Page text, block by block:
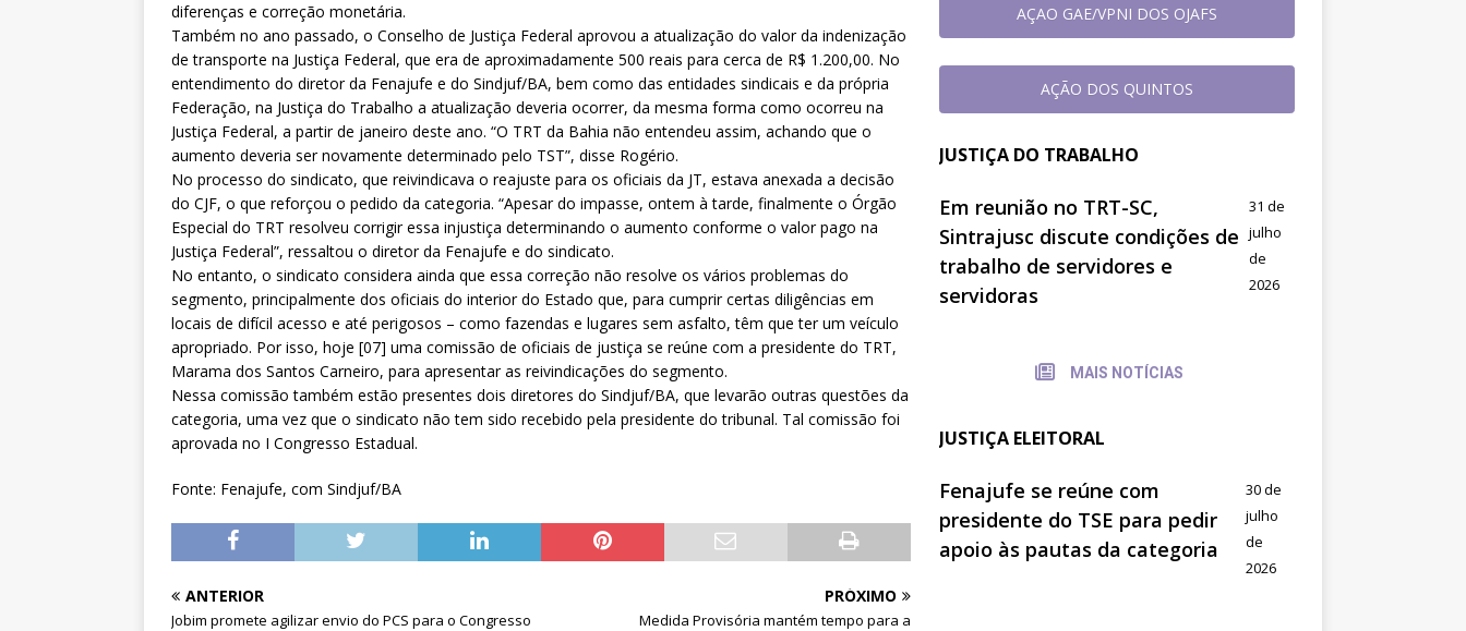
diferenças e correção monetária.
Também no ano passado, o Conselho de Justiça Federal aprovou a atualização do valor da indenização
de transporte na Justiça Federal, que era de aproximadamente 500 reais para cerca de R$ 1.200,00. No
entendimento do diretor da Fenajufe e do Sindjuf/BA, bem como das entidades sindicais e da própria
Federação, na Justiça do Trabalho a atualização deveria ocorrer, da mesma forma como ocorreu na
Justiça Federal, a partir de janeiro deste ano. “O TRT da Bahia não entendeu assim, achando que o
aumento deveria ser novamente determinado pelo TST”, disse Rogério.
No processo do sindicato, que reivindicava o reajuste para os oficiais da JT, estava anexada a decisão
do CJF, o que reforçou o pedido da categoria. “Apesar do impasse, ontem à tarde, finalmente o Órgão
Especial do TRT resolveu corrigir essa injustiça determinando o aumento conforme o valor pago na
Justiça Federal”, ressaltou o diretor da Fenajufe e do sindicato.
No entanto, o sindicato considera ainda que essa correção não resolve os vários problemas do
segmento, principalmente dos oficiais do interior do Estado que, para cumprir certas diligências em
locais de difícil acesso e até perigosos – como fazendas e lugares sem asfalto, têm que ter um veículo
apropriado. Por isso, hoje [07] uma comissão de oficiais de justiça se reúne com a presidente do TRT,
Marama dos Santos Carneiro, para apresentar as reivindicações do segmento.
Nessa comissão também estão presentes dois diretores do Sindjuf/BA, que levarão outras questões da
categoria, uma vez que o sindicato não tem sido recebido pela presidente do tribunal. Tal comissão foi
aprovada no I Congresso Estadual.
Fonte: Fenajufe, com Sindjuf/BA
ANTERIOR
Jobim promete agilizar envio do PCS para o Congresso
PRÓXIMO
Medida Provisória mantém tempo para a
AÇAO GAE/VPNI DOS OJAFS
AÇÃO DOS QUINTOS
JUSTIÇA DO TRABALHO
Em reunião no TRT-SC,
Sintrajusc discute condições de
trabalho de servidores e
servidoras
31 de
julho
de
2026
MAIS NOTÍCIAS
JUSTIÇA ELEITORAL
Fenajufe se reúne com
presidente do TSE para pedir
apoio às pautas da categoria
30 de
julho
de
2026